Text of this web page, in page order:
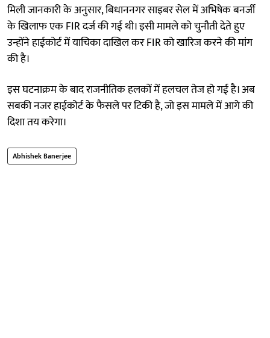
मिली जानकारी के अनुसार, बिधाननगर साइबर सेल में अभिषेक बनर्जी
के खिलाफ एक FIR दर्ज की गई थी। इसी मामले को चुनौती देते हुए
उन्होंने हाईकोर्ट में याचिका दाखिल कर FIR को खारिज करने की मांग
की है।
इस घटनाक्रम के बाद राजनीतिक हलकों में हलचल तेज हो गई है। अब
सबकी नजर हाईकोर्ट के फैसले पर टिकी है, जो इस मामले में आगे की
दिशा तय करेगा।
Abhishek Banerjee